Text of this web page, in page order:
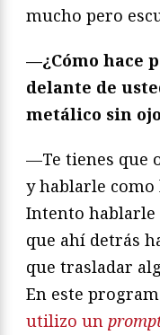
mucho pero
—¿Cómo hace
delante de
metálico sin
—Te tienes que
y hablarle como
Intento hablarle
que ahí detrás
que trasladar
En este
utilizo un